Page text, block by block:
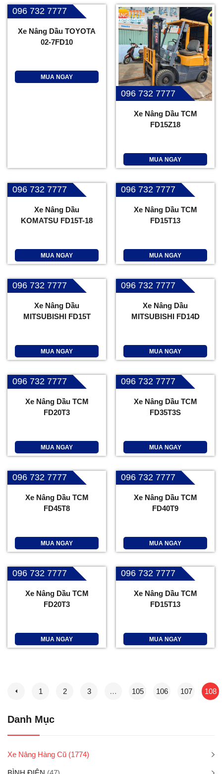
096 732 7777
Xe Nâng Dầu TOYOTA
02-7FD10
MUA NGAY
096 732 7777
Xe Nâng Dầu TCM
FD15Z18
MUA NGAY
096 732 7777
Xe Nâng Dầu
KOMATSU FD15T-18
MUA NGAY
096 732 7777
Xe Nâng Dầu TCM
FD15T13
MUA NGAY
096 732 7777
Xe Nâng Dầu
MITSUBISHI FD15T
MUA NGAY
096 732 7777
Xe Nâng Dầu
MITSUBISHI FD14D
MUA NGAY
096 732 7777
Xe Nâng Dầu TCM
FD20T3
MUA NGAY
096 732 7777
Xe Nâng Dầu TCM
FD35T3S
MUA NGAY
096 732 7777
Xe Nâng Dầu TCM
FD45T8
MUA NGAY
096 732 7777
Xe Nâng Dầu TCM
FD40T9
MUA NGAY
096 732 7777
Xe Nâng Dầu TCM
FD20T3
MUA NGAY
096 732 7777
Xe Nâng Dầu TCM
FD15T13
MUA NGAY
1 2 3 … 105 106 107 108
Danh Mục
Xe Nâng Hàng Cũ (1774)